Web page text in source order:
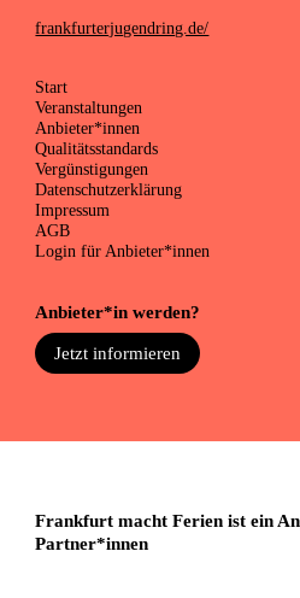
frankfurterjugendring.de/
Start
Veranstaltungen
Anbieter*innen
Qualitätsstandards
Vergünstigungen
Datenschutzerklärung
Impressum
AGB
Login für Anbieter*innen
Anbieter*in werden?
Jetzt informieren
Frankfurt macht Ferien ist ein
Partner*innen